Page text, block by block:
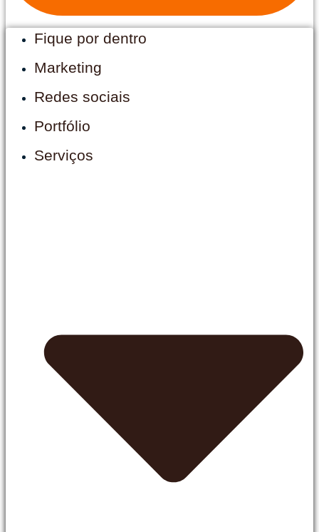
Fique por dentro
Marketing
Redes sociais
Portfólio
Serviços